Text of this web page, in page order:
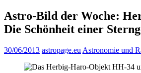
Astro-Bild der Woche:
Die Schönheit einer
30/06/2013 astropage.eu Astronomie und